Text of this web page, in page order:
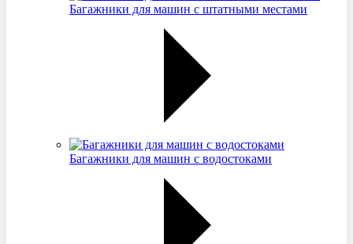
Багажники для машин с штатными местами
Багажники для машин с водостоками